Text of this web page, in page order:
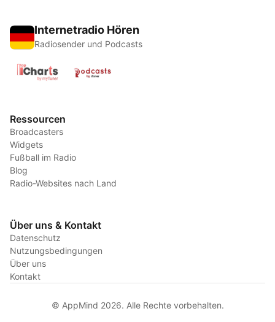
Internetradio Hören
Radiosender und Podcasts
Ressourcen
Broadcasters
Widgets
Fußball im Radio
Blog
Radio-Websites nach Land
Über uns & Kontakt
Datenschutz
Nutzungsbedingungen
Über uns
Kontakt
© AppMind 2026. Alle Rechte vorbehalten.